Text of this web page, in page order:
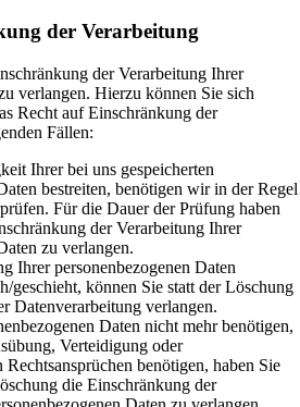
der Verarbeitung
der Verarbeitung Ihrer
verlangen. Hierzu können Sie sich
Recht auf Einschränkung der
Fällen:
Ihrer bei uns gespeicherten
bestreiten, benötigen wir in der Regel
Für die Dauer der Prüfung haben
der Verarbeitung Ihrer
zu verlangen.
Ihrer personenbezogenen Daten
geschieht, können Sie statt der Löschung
Datenverarbeitung verlangen.
Daten nicht mehr benötigen,
Verteidigung oder
benötigen, haben Sie
die Einschränkung der